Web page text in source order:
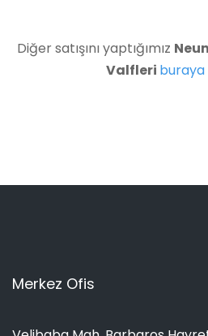
Diğer satışını yaptığımız
Valfleri buraya
Merkez Ofis